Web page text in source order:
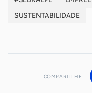
SUSTENTABILIDADE
COMPARTILHE